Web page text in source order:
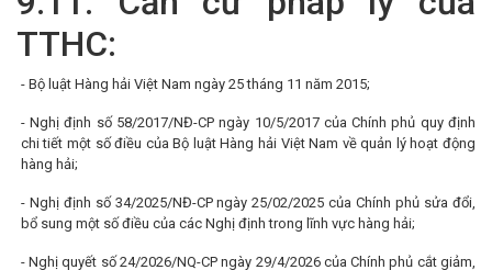
TTHC:
- Bộ luật Hàng hải Việt Nam ngày 25 tháng 11 năm 2015;
- Nghị định số 58/2017/NĐ-CP ngày 10/5/2017 của Chính phủ quy định
chi tiết một số điều của Bộ luật Hàng hải Việt Nam về quản lý hoạt động
hàng hải;
- Nghị định số 34/2025/NĐ-CP ngày 25/02/2025 của Chính phủ sửa đổi,
bổ sung một số điều của các Nghị định trong lĩnh vực hàng hải;
- Nghị quyết số 24/2026/NQ-CP ngày 29/4/2026 của Chính phủ cắt giảm,